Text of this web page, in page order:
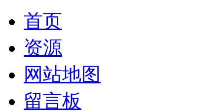
首页
资源
网站地图
留言板